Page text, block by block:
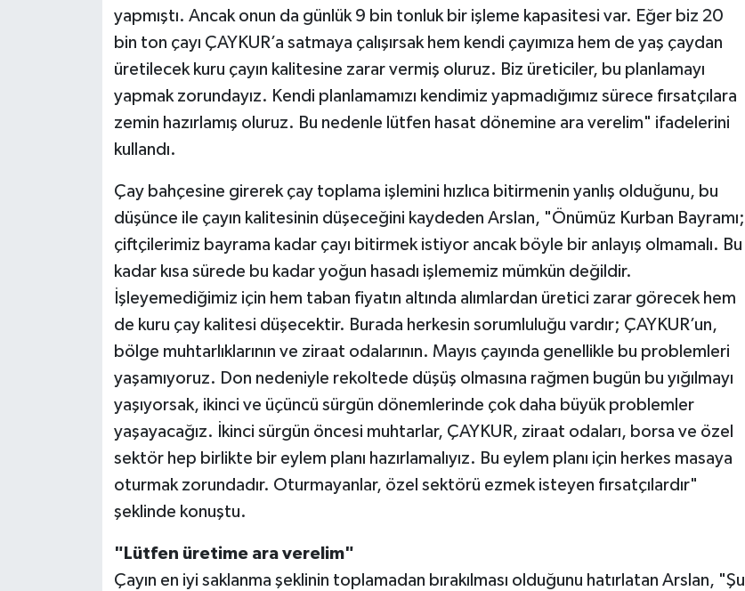
yapmıştı. Ancak onun da günlük 9 bin tonluk bir işleme kapasitesi var. Eğer biz 20
bin ton çayı ÇAYKUR’a satmaya çalışırsak hem kendi çayımıza hem de yaş çaydan
üretilecek kuru çayın kalitesine zarar vermiş oluruz. Biz üreticiler, bu planlamayı
yapmak zorundayız. Kendi planlamamızı kendimiz yapmadığımız sürece fırsatçılara
zemin hazırlamış oluruz. Bu nedenle lütfen hasat dönemine ara verelim" ifadelerini
kullandı.
Çay bahçesine girerek çay toplama işlemini hızlıca bitirmenin yanlış olduğunu, bu
düşünce ile çayın kalitesinin düşeceğini kaydeden Arslan, "Önümüz Kurban Bayramı;
çiftçilerimiz bayrama kadar çayı bitirmek istiyor ancak böyle bir anlayış olmamalı. Bu
kadar kısa sürede bu kadar yoğun hasadı işlememiz mümkün değildir.
İşleyemediğimiz için hem taban fiyatın altında alımlardan üretici zarar görecek hem
de kuru çay kalitesi düşecektir. Burada herkesin sorumluluğu vardır; ÇAYKUR’un,
bölge muhtarlıklarının ve ziraat odalarının. Mayıs çayında genellikle bu problemleri
yaşamıyoruz. Don nedeniyle rekoltede düşüş olmasına rağmen bugün bu yığılmayı
yaşıyorsak, ikinci ve üçüncü sürgün dönemlerinde çok daha büyük problemler
yaşayacağız. İkinci sürgün öncesi muhtarlar, ÇAYKUR, ziraat odaları, borsa ve özel
sektör hep birlikte bir eylem planı hazırlamalıyız. Bu eylem planı için herkes masaya
oturmak zorundadır. Oturmayanlar, özel sektörü ezmek isteyen fırsatçılardır"
şeklinde konuştu.
"Lütfen üretime ara verelim"
Çayın en iyi saklanma şeklinin toplamadan bırakılması olduğunu hatırlatan Arslan, "Şu